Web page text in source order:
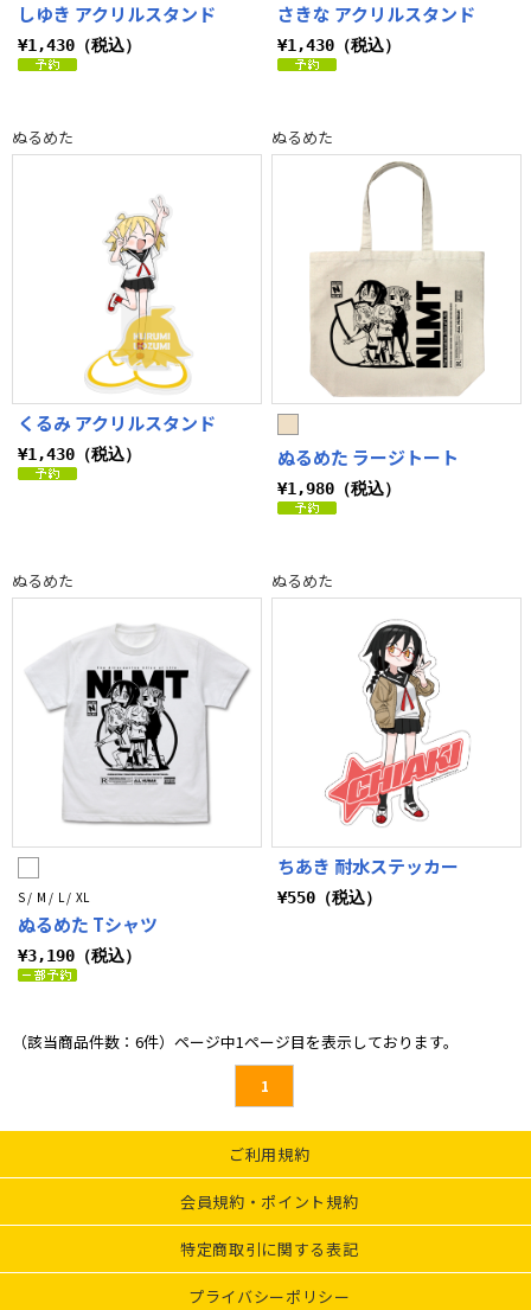
しゆき アクリルスタンド
¥1,430（税込）
さきな アクリルスタンド
¥1,430（税込）
ぬるめた
くるみ アクリルスタンド
¥1,430（税込）
ぬるめた
ぬるめた ラージトート
¥1,980（税込）
ぬるめた
S / M / L / XL
ぬるめた Tシャツ
¥3,190（税込）
ぬるめた
ちあき 耐水ステッカー
¥550（税込）
（該当商品件数：6件）ページ中1ページ目を表示しております。
1
ご利用規約
会員規約・ポイント規約
特定商取引に関する表記
プライバシーポリシー